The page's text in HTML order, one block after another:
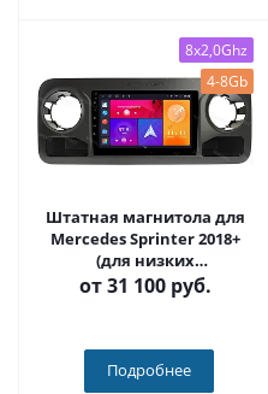
8x2,0Ghz
4-8Gb
Штатная магнитола для
Mercedes Sprinter 2018+
(для низких
комплектаций) на Android
12 (14), (QLED/2K) -
от31 100 руб.
Подробнее